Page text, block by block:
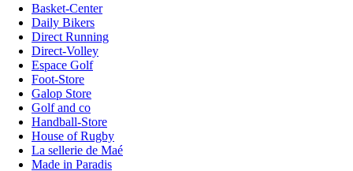
Basket-Center
Daily Bikers
Direct Running
Direct-Volley
Espace Golf
Foot-Store
Galop Store
Golf and co
Handball-Store
House of Rugby
La sellerie de Maé
Made in Paradis